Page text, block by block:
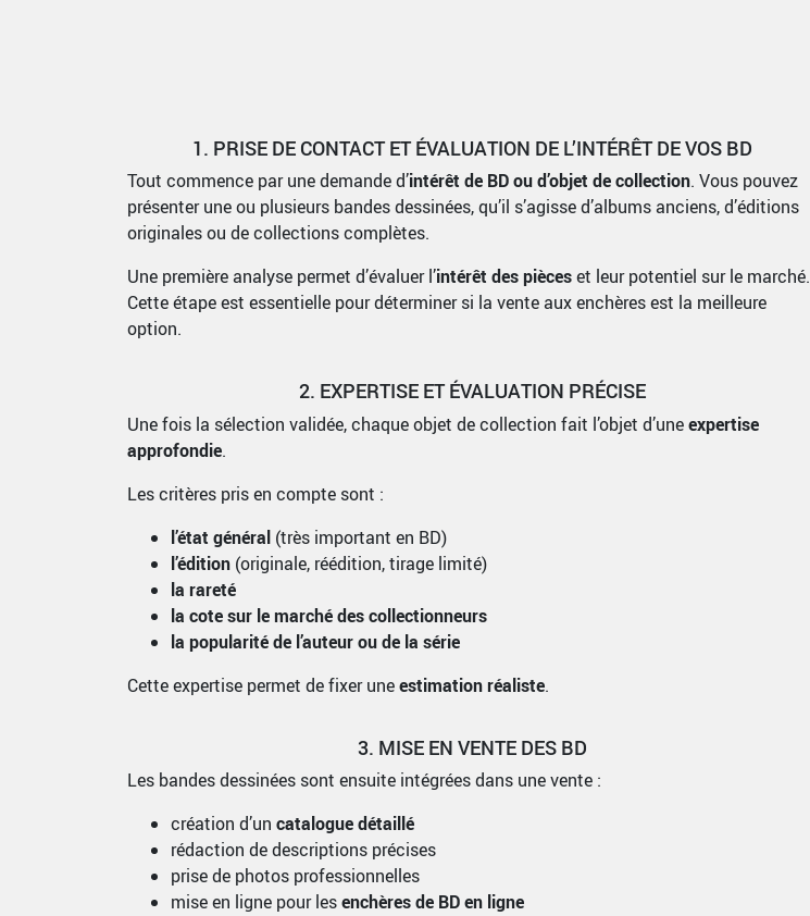
1. PRISE DE CONTACT ET ÉVALUATION DE L’INTÉRÊT DE VOS BD
Tout commence par une demande d’intérêt de BD ou d’objet de collection. Vous pouvez
présenter une ou plusieurs bandes dessinées, qu’il s’agisse d’albums anciens, d’éditions
originales ou de collections complètes.
Une première analyse permet d’évaluer l’intérêt des pièceset leur potentiel sur le marché.
Cette étape est essentielle pour déterminer si la vente aux enchères est la meilleure
option.
2. EXPERTISE ET ÉVALUATION PRÉCISE
Une fois la sélection validée, chaque objet de collection fait l’objet d’uneexpertise
approfondie.
Les critères pris en compte sont :
l’état général (très important en BD)
l’édition (originale, réédition, tirage limité)
la rareté
la cote sur le marché des collectionneurs
la popularité de l’auteur ou de la série
Cette expertise permet de fixer uneestimation réaliste.
3. MISE EN VENTE DES BD
Les bandes dessinées sont ensuite intégrées dans une vente :
création d’un catalogue détaillé
rédaction de descriptions précises
prise de photos professionnelles
mise en ligne pour lesenchères de BD en ligne